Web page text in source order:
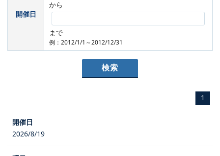
開催日
から
まで
例：2012/1/1～2012/12/31
1
2026/8/19